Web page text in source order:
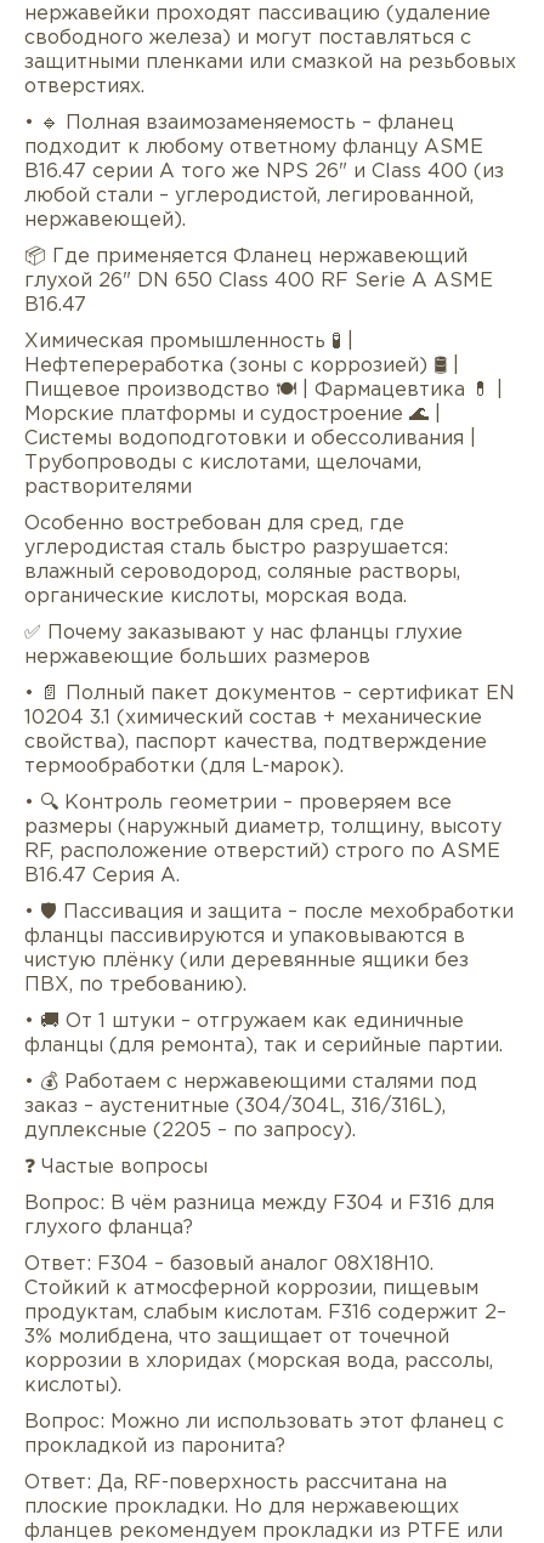
нержавейки проходят пассивацию (удаление
свободного железа) и могут поставляться с
защитными пленками или смазкой на резьбовых
отверстиях.
• 🔹 Полная взаимозаменяемость – фланец
подходит к любому ответному фланцу ASME
B16.47 серии A того же NPS 26" и Class 400 (из
любой стали – углеродистой, легированной,
нержавеющей).
📦 Где применяется Фланец нержавеющий
глухой 26" DN 650 Class 400 RF Serie А ASME
B16.47
Химическая промышленность 🧪 |
Нефтепереработка (зоны с коррозией) 🛢 |
Пищевое производство 🍽 | Фармацевтика 💊 |
Морские платформы и судостроение 🌊 |
Системы водоподготовки и обессоливания |
Трубопроводы с кислотами, щелочами,
растворителями
Особенно востребован для сред, где
углеродистая сталь быстро разрушается:
влажный сероводород, соляные растворы,
органические кислоты, морская вода.
✅ Почему заказывают у нас фланцы глухие
нержавеющие больших размеров
• 📄 Полный пакет документов – сертификат EN
10204 3.1 (химический состав + механические
свойства), паспорт качества, подтверждение
термообработки (для L-марок).
• 🔍 Контроль геометрии – проверяем все
размеры (наружный диаметр, толщину, высоту
RF, расположение отверстий) строго по ASME
B16.47 Серия A.
• 🛡 Пассивация и защита – после мехобработки
фланцы пассивируются и упаковываются в
чистую плёнку (или деревянные ящики без
ПВХ, по требованию).
• 🚚 От 1 штуки – отгружаем как единичные
фланцы (для ремонта), так и серийные партии.
• 💰 Работаем с нержавеющими сталями под
заказ – аустенитные (304/304L, 316/316L),
дуплексные (2205 – по запросу).
❓ Частые вопросы
Вопрос: В чём разница между F304 и F316 для
глухого фланца?
Ответ: F304 – базовый аналог 08Х18Н10.
Стойкий к атмосферной коррозии, пищевым
продуктам, слабым кислотам. F316 содержит 2–
3% молибдена, что защищает от точечной
коррозии в хлоридах (морская вода, рассолы,
кислоты).
Вопрос: Можно ли использовать этот фланец с
прокладкой из паронита?
Ответ: Да, RF-поверхность рассчитана на
плоские прокладки. Но для нержавеющих
фланцев рекомендуем прокладки из PTFE или